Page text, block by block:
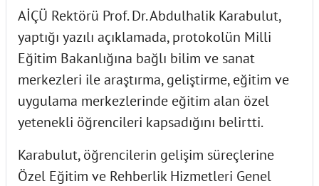
AİÇÜ Rektörü Prof. Dr. Abdulhalik Karabulut,
yaptığı yazılı açıklamada, protokolün Milli
Eğitim Bakanlığına bağlı bilim ve sanat
merkezleri ile araştırma, geliştirme, eğitim ve
uygulama merkezlerinde eğitim alan özel
yetenekli öğrencileri kapsadığını belirtti.
Karabulut, öğrencilerin gelişim süreçlerine
Özel Eğitim ve Rehberlik Hizmetleri Genel